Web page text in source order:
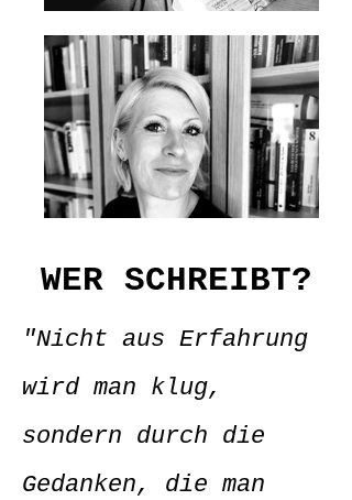
WER SCHREIBT?
"Nicht aus Erfahrung
wird man klug,
sondern durch die
Gedanken, die man